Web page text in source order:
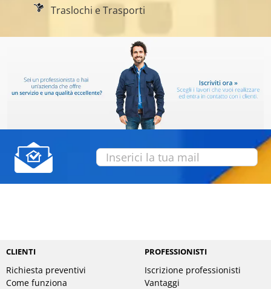
Traslochi e Trasporti
CLIENTI
Richiesta preventivi
Come funziona
PROFESSIONISTI
Iscrizione professionisti
Vantaggi